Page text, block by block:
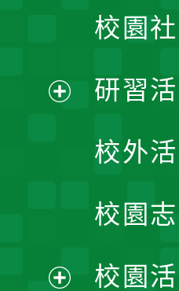
單
校園
研習
校外
校園
校園